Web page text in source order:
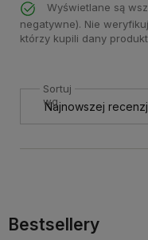
Wyświetlane są
negatywne). Nie
którzy kupili dany
Sortuj
wg
Bestsellery